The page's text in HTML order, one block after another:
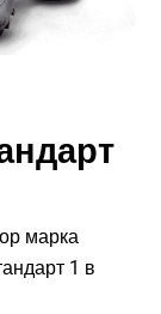
марка
1 в